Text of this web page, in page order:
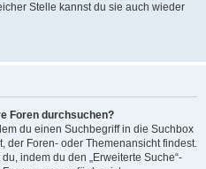
Stelle kannst du sie auch wieder
Foren durchsuchen?
du einen Suchbegriff in die Suchbox
der Foren- oder Themenansicht findest.
indem du den „Erweiterte Suche“-